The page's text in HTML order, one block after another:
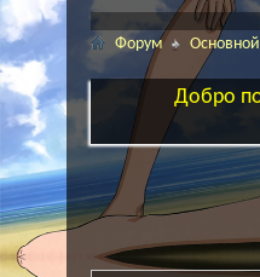
Форум
Добро